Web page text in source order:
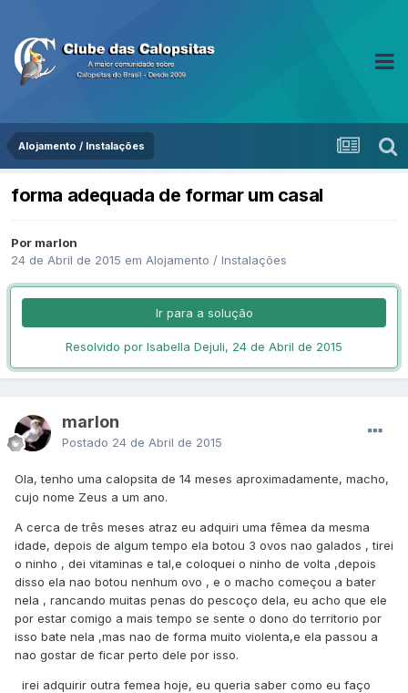
Alojamento / Instalações
forma adequada de formar um casal
Por marlon
24 de Abril de 2015 em Alojamento / Instalações
Ir para a solução
Resolvido por Isabella Dejuli, 24 de Abril de 2015
marlon
Postado 24 de Abril de 2015
Ola, tenho uma calopsita de 14 meses aproximadamente, macho,
cujo nome Zeus a um ano.
A cerca de três meses atraz eu adquiri uma fêmea da mesma
idade, depois de algum tempo ela botou 3 ovos nao galados , tirei
o ninho , dei vitaminas e tal,e coloquei o ninho de volta ,depois
disso ela nao botou nenhum ovo , e o macho começou a bater
nela , rancando muitas penas do pescoço dela, eu acho que ele
por estar comigo a mais tempo se sente o dono do territorio por
isso bate nela ,mas nao de forma muito violenta,e ela passou a
nao gostar de ficar perto dele por isso.
irei adquirir outra femea hoje, eu queria saber como eu faço